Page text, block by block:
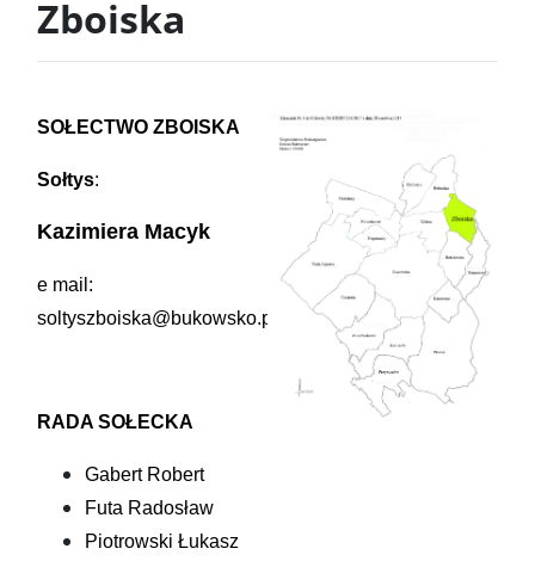
Zboiska
SOŁECTWO ZBOISKA
Sołtys:
Kazimiera Macyk
e mail:
soltyszboiska@bukowsko.pl
RADA SOŁECKA
Gabert Robert
Futa Radosław
Piotrowski Łukasz